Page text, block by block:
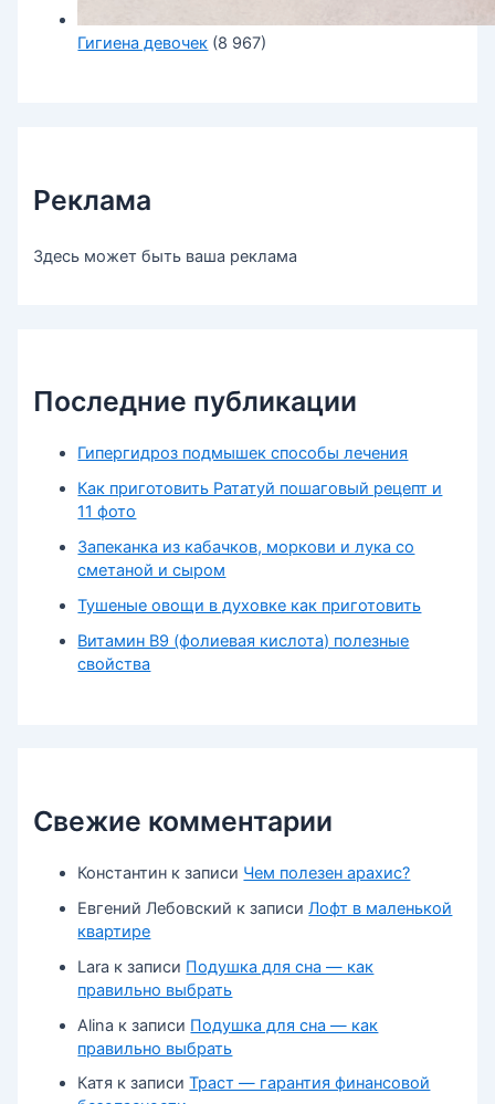
Гигиена девочек (8 967)
Реклама
Здесь может быть ваша реклама
Последние публикации
Гипергидроз подмышек способы лечения
Как приготовить Рататуй пошаговый рецепт и
11 фото
Запеканка из кабачков, моркови и лука со
сметаной и сыром
Тушеные овощи в духовке как приготовить
Витамин В9 (фолиевая кислота) полезные
свойства
Свежие комментарии
Константин к записи Чем полезен арахис?
Евгений Лебовский к записиЛофт в маленькой
квартире
Lara к записи Подушка для сна — как
правильно выбрать
Alina к записи Подушка для сна — как
правильно выбрать
Катя к записиТраст — гарантия финансовой